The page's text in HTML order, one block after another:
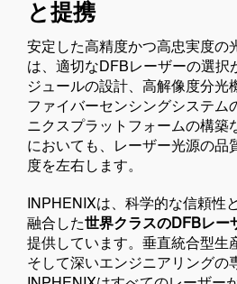
と提携
安定した高精度かつ高忠実度の
は、適切なDFBレーザーの選択
ジュールの設計、高解像度分光
ファイバーセンシングシステム
ニクスプラットフォームの構築
においても、レーザー光源の品
度を左右します。
INPHENIXは、科学的な信頼性
融合した世界クラスのDFBレー
提供しています。垂直統合型生
そして深いエンジニアリングの